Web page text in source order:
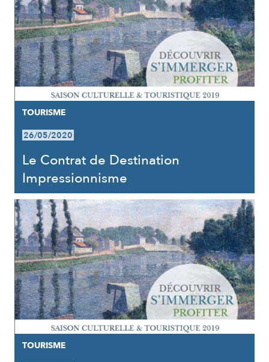
TOURISME
26/05/2020
Le Contrat de Destination
Impressionnisme
TOURISME